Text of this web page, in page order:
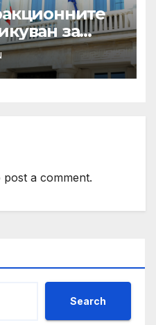
за
post a comment.
Search